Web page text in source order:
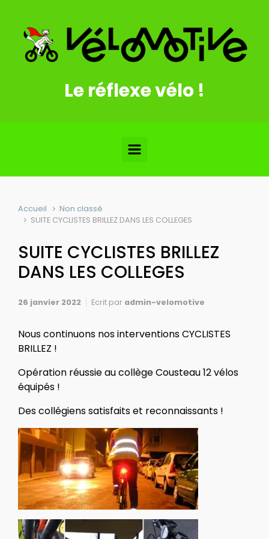
Le réflexe vélo !
Accueil
Non classé
SUITE CYCLISTES BRILLEZ DANS LES COLLEGES
SUITE CYCLISTES BRILLEZ
DANS LES COLLEGES
26 janvier 2022 Ecrit par admin-velomotive
Nous continuons nos interventions CYCLISTES
BRILLEZ !
Opération réussie au collège Cousteau 12 vélos
équipés !
Des collégiens satisfaits et reconnaissants !